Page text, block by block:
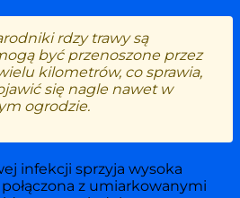
rdzy trawy są
być przenoszone przez
kilometrów, co sprawia,
się nagle nawet w
ogrodzie.
infekcji sprzyja wysoka
z umiarkowanymi